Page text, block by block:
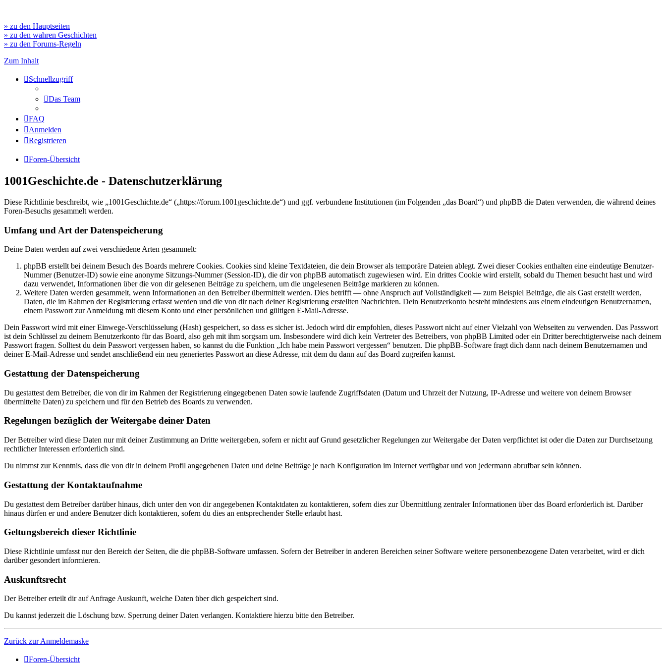
» zu den Hauptseiten
» zu den wahren Geschichten
» zu den Forums-Regeln
Zum Inhalt
Schnellzugriff
Das Team
FAQ
Anmelden
Registrieren
Foren-Übersicht
1001Geschichte.de - Datenschutzerklärung
Diese Richtlinie beschreibt, wie „1001Geschichte.de“ („https://forum.1001geschichte.de“) und ggf. verbundene Institutionen (im Folgenden „das Board“) und phpBB die Daten verwenden, die während deines
Foren-Besuchs gesammelt werden.
Umfang und Art der Datenspeicherung
Deine Daten werden auf zwei verschiedene Arten gesammelt:
phpBB erstellt bei deinem Besuch des Boards mehrere Cookies. Cookies sind kleine Textdateien, die dein Browser als temporäre Dateien ablegt. Zwei dieser Cookies enthalten eine eindeutige Benutzer-
Nummer (Benutzer-ID) sowie eine anonyme Sitzungs-Nummer (Session-ID), die dir von phpBB automatisch zugewiesen wird. Ein drittes Cookie wird erstellt, sobald du Themen besucht hast und wird
dazu verwendet, Informationen über die von dir gelesenen Beiträge zu speichern, um die ungelesenen Beiträge markieren zu können.
Weitere Daten werden gesammelt, wenn Informationen an den Betreiber übermittelt werden. Dies betrifft — ohne Anspruch auf Vollständigkeit — zum Beispiel Beiträge, die als Gast erstellt werden,
Daten, die im Rahmen der Registrierung erfasst werden und die von dir nach deiner Registrierung erstellten Nachrichten. Dein Benutzerkonto besteht mindestens aus einem eindeutigen Benutzernamen,
einem Passwort zur Anmeldung mit diesem Konto und einer persönlichen und gültigen E-Mail-Adresse.
Dein Passwort wird mit einer Einwege-Verschlüsselung (Hash) gespeichert, so dass es sicher ist. Jedoch wird dir empfohlen, dieses Passwort nicht auf einer Vielzahl von Webseiten zu verwenden. Das Passwort
ist dein Schlüssel zu deinem Benutzerkonto für das Board, also geh mit ihm sorgsam um. Insbesondere wird dich kein Vertreter des Betreibers, von phpBB Limited oder ein Dritter berechtigterweise nach deinem
Passwort fragen. Solltest du dein Passwort vergessen haben, so kannst du die Funktion „Ich habe mein Passwort vergessen“ benutzen. Die phpBB-Software fragt dich dann nach deinem Benutzernamen und
deiner E-Mail-Adresse und sendet anschließend ein neu generiertes Passwort an diese Adresse, mit dem du dann auf das Board zugreifen kannst.
Gestattung der Datenspeicherung
Du gestattest dem Betreiber, die von dir im Rahmen der Registrierung eingegebenen Daten sowie laufende Zugriffsdaten (Datum und Uhrzeit der Nutzung, IP-Adresse und weitere von deinem Browser
übermittelte Daten) zu speichern und für den Betrieb des Boards zu verwenden.
Regelungen bezüglich der Weitergabe deiner Daten
Der Betreiber wird diese Daten nur mit deiner Zustimmung an Dritte weitergeben, sofern er nicht auf Grund gesetzlicher Regelungen zur Weitergabe der Daten verpflichtet ist oder die Daten zur Durchsetzung
rechtlicher Interessen erforderlich sind.
Du nimmst zur Kenntnis, dass die von dir in deinem Profil angegebenen Daten und deine Beiträge je nach Konfiguration im Internet verfügbar und von jedermann abrufbar sein können.
Gestattung der Kontaktaufnahme
Du gestattest dem Betreiber darüber hinaus, dich unter den von dir angegebenen Kontaktdaten zu kontaktieren, sofern dies zur Übermittlung zentraler Informationen über das Board erforderlich ist. Darüber
hinaus dürfen er und andere Benutzer dich kontaktieren, sofern du dies an entsprechender Stelle erlaubt hast.
Geltungsbereich dieser Richtlinie
Diese Richtlinie umfasst nur den Bereich der Seiten, die die phpBB-Software umfassen. Sofern der Betreiber in anderen Bereichen seiner Software weitere personenbezogene Daten verarbeitet, wird er dich
darüber gesondert informieren.
Auskunftsrecht
Der Betreiber erteilt dir auf Anfrage Auskunft, welche Daten über dich gespeichert sind.
Du kannst jederzeit die Löschung bzw. Sperrung deiner Daten verlangen. Kontaktiere hierzu bitte den Betreiber.
Zurück zur Anmeldemaske
Foren-Übersicht